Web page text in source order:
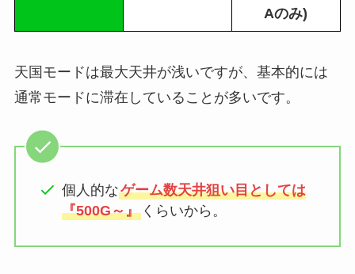
Aのみ)
天国モードは最大天井が浅いですが、基本的には
通常モードに滞在していることが多いです。
個人的なゲーム数天井狙い目としては
『500G～』 くらいから。